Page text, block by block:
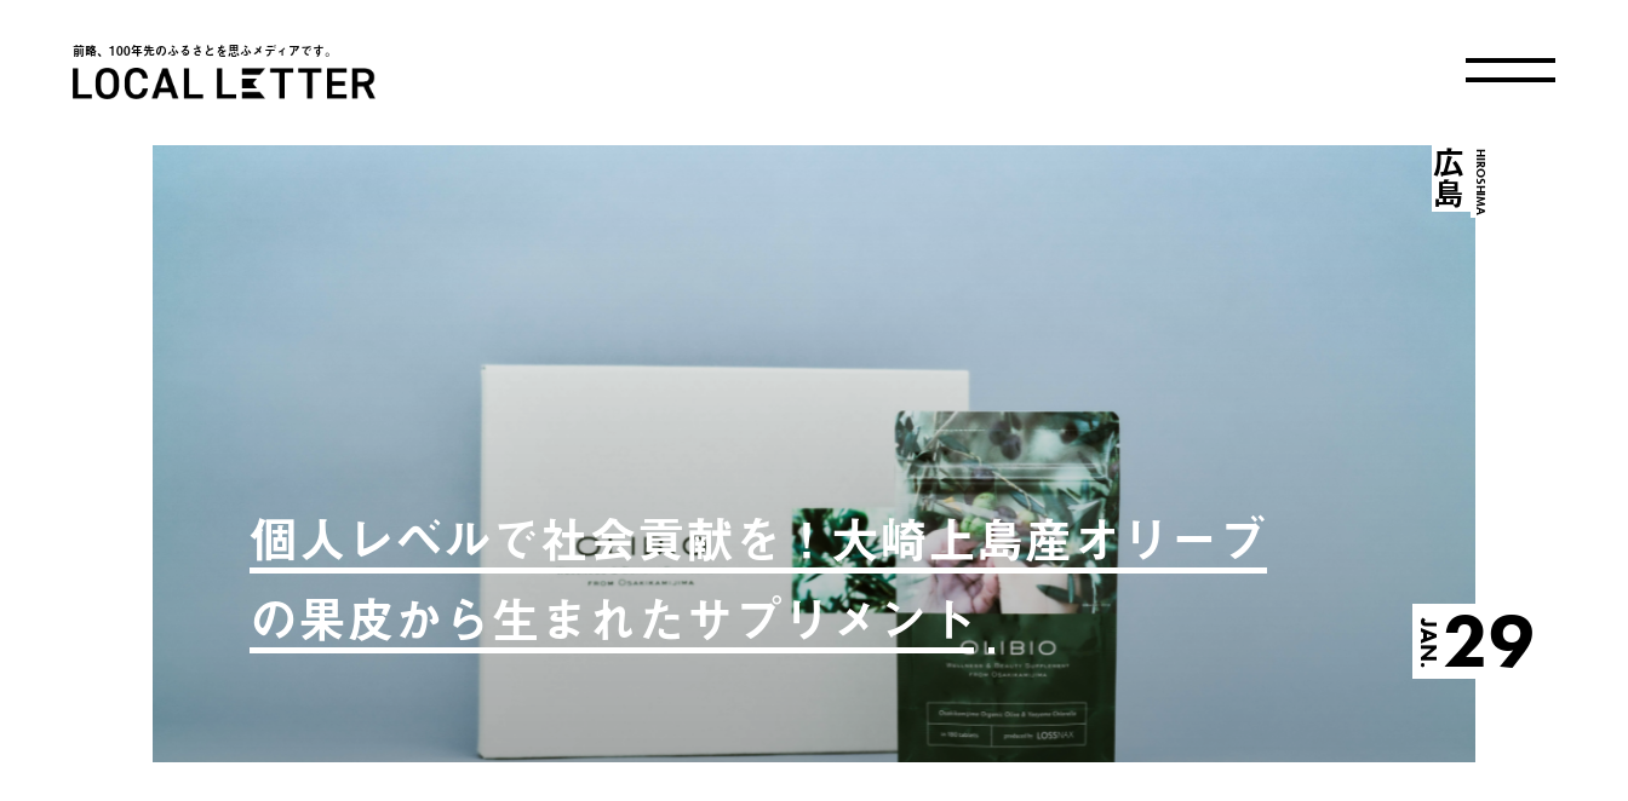
前略、100年先のふるさとを思ふメディアです。
個人レベルで社会貢献を！大崎上島産オリーブ
の果皮から生まれたサプリメント
JAN.29
HIROSHIMA
広島